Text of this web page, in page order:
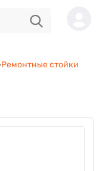
Ремонтные стойки